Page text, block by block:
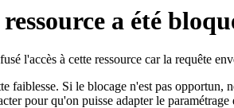
a été
l'accès à cette ressource car la requête
faiblesse. Si le blocage n'est pas opportun,
pour qu'on puisse adapter le paramétrage